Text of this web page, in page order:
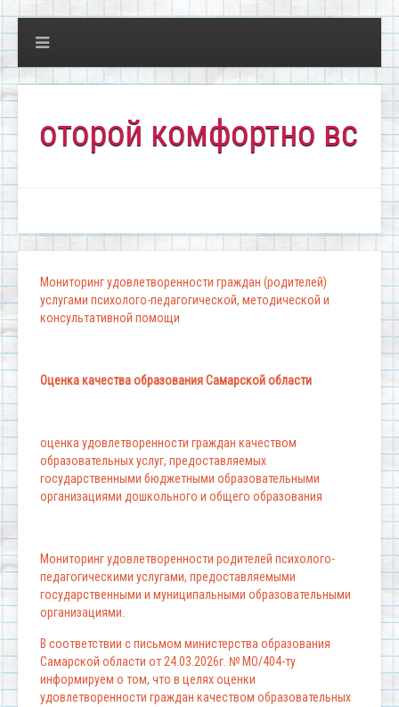
комфортно всем!"
Мониторинг удовлетворенности граждан (родителей)
услугами психолого-педагогической, методической и
консультативной помощи
Оценка качества образования Самарской области
оценка удовлетворенности граждан качеством
образовательных услуг, предоставляемых
государственными бюджетными образовательными
организациями дошкольного и общего образования
Мониторинг удовлетворенности родителей психолого-
педагогическими услугами, предоставляемыми
государственными и муниципальными образовательными
организациями.
В соответствии с письмом министерства образования
Самарской области от 24.03.2026г. № МО/404-ту
информируем о том, что в целях оценки
удовлетворенности граждан качеством образовательных